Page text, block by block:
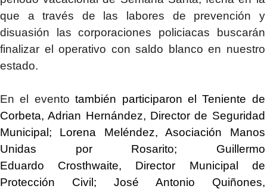
que a través de las labores de prevención y
disuasión las corporaciones policiacas buscarán
finalizar el operativo con saldo blanco en nuestro
estado.
En el eventotambién participaron el Teniente de
Corbeta, Adrian Hernández, Director de Seguridad
Municipal; Lorena Meléndez, Asociación Manos
Unidas por Rosarito; Guillermo
Eduardo Crosthwaite, Director Municipal de
Protección Civil; José Antonio Quiñones,